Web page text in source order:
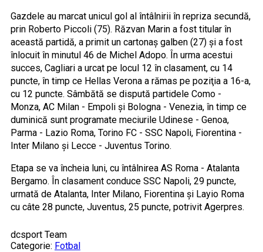
Gazdele au marcat unicul gol al întâlnirii în repriza secundă,
prin Roberto Piccoli (75). Răzvan Marin a fost titular în
această partidă, a primit un cartonaş galben (27) şi a fost
înlocuit în minutul 46 de Michel Adopo. În urma acestui
succes, Cagliari a urcat pe locul 12 în clasament, cu 14
puncte, în timp ce Hellas Verona a rămas pe poziţia a 16-a,
cu 12 puncte. Sâmbătă se dispută partidele Como -
Monza, AC Milan - Empoli şi Bologna - Venezia, în timp ce
duminică sunt programate meciurile Udinese - Genoa,
Parma - Lazio Roma, Torino FC - SSC Napoli, Fiorentina -
Inter Milano şi Lecce - Juventus Torino.
Etapa se va încheia luni, cu întâlnirea AS Roma - Atalanta
Bergamo. În clasament conduce SSC Napoli, 29 puncte,
urmată de Atalanta, Inter Milano, Fiorentina şi Layio Roma
cu câte 28 puncte, Juventus, 25 puncte, potrivit Agerpres.
dcsport Team
Categorie: Fotbal